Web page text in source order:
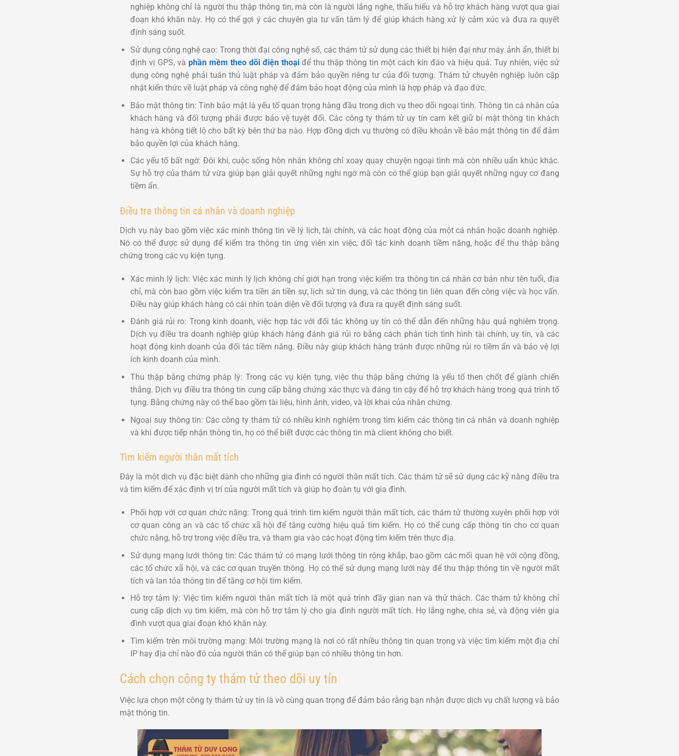
nghiệp không chỉ là người thu thập thông tin, mà còn là người lắng nghe, thấu hiểu và hỗ trợ khách hàng vượt qua giai
đoạn khó khăn này. Họ có thể gợi ý các chuyên gia tư vấn tâm lý để giúp khách hàng xử lý cảm xúc và đưa ra quyết
định sáng suốt.
Sử dụng công nghệ cao: Trong thời đại công nghệ số, các thám tử sử dụng các thiết bị hiện đại như máy ảnh ẩn, thiết bị
định vị GPS, và phần mềm theo dõi điện thoạiđể thu thập thông tin một cách kín đáo và hiệu quả. Tuy nhiên, việc sử
dụng công nghệ phải tuân thủ luật pháp và đảm bảo quyền riêng tư của đối tượng. Thám tử chuyên nghiệp luôn cập
nhật kiến thức về luật pháp và công nghệ để đảm bảo hoạt động của mình là hợp pháp và đạo đức.
Bảo mật thông tin: Tính bảo mật là yếu tố quan trọng hàng đầu trong dịch vụ theo dõi ngoại tình. Thông tin cá nhân của
khách hàng và đối tượng phải được bảo vệ tuyệt đối. Các công ty thám tử uy tín cam kết giữ bí mật thông tin khách
hàng và không tiết lộ cho bất kỳ bên thứ ba nào. Hợp đồng dịch vụ thường có điều khoản về bảo mật thông tin để đảm
bảo quyền lợi của khách hàng.
Các yếu tố bất ngờ: Đôi khi, cuộc sống hôn nhân không chỉ xoay quay chuyện ngoại tình mà còn nhiều uẩn khúc khác.
Sự hỗ trợ của thám tử vừa giúp bạn giải quyết những nghi ngờ mà còn có thể giúp bạn giải quyết những nguy cơ đang
tiềm ẩn.
Điều tra thông tin cá nhân và doanh nghiệp
Dịch vụ này bao gồm việc xác minh thông tin về lý lịch, tài chính, và các hoạt động của một cá nhân hoặc doanh nghiệp.
Nó có thể được sử dụng để kiểm tra thông tin ứng viên xin việc, đối tác kinh doanh tiềm năng, hoặc để thu thập bằng
chứng trong các vụ kiện tụng.
Xác minh lý lịch: Việc xác minh lý lịch không chỉ giới hạn trong việc kiểm tra thông tin cá nhân cơ bản như tên tuổi, địa
chỉ, mà còn bao gồm việc kiểm tra tiền án tiền sự, lịch sử tín dụng, và các thông tin liên quan đến công việc và học vấn.
Điều này giúp khách hàng có cái nhìn toàn diện về đối tượng và đưa ra quyết định sáng suốt.
Đánh giá rủi ro: Trong kinh doanh, việc hợp tác với đối tác không uy tín có thể dẫn đến những hậu quả nghiêm trọng.
Dịch vụ điều tra doanh nghiệp giúp khách hàng đánh giá rủi ro bằng cách phân tích tình hình tài chính, uy tín, và các
hoạt động kinh doanh của đối tác tiềm năng. Điều này giúp khách hàng tránh được những rủi ro tiềm ẩn và bảo vệ lợi
ích kinh doanh của mình.
Thu thập bằng chứng pháp lý: Trong các vụ kiện tụng, việc thu thập bằng chứng là yếu tố then chốt để giành chiến
thắng. Dịch vụ điều tra thông tin cung cấp bằng chứng xác thực và đáng tin cậy để hỗ trợ khách hàng trong quá trình tố
tụng. Bằng chứng này có thể bao gồm tài liệu, hình ảnh, video, và lời khai của nhân chứng.
Ngoại suy thông tin: Các công ty thám tử có nhiều kinh nghiệm trong tìm kiếm các thông tin cá nhân và doanh nghiệp
và khi được tiếp nhận thông tin, họ có thể biết được các thông tin mà client không cho biết.
Tìm kiếm người thân mất tích
Đây là một dịch vụ đặc biệt dành cho những gia đình có người thân mất tích. Các thám tử sẽ sử dụng các kỹ năng điều tra
và tìm kiếm để xác định vị trí của người mất tích và giúp họ đoàn tụ với gia đình.
Phối hợp với cơ quan chức năng: Trong quá trình tìm kiếm người thân mất tích, các thám tử thường xuyên phối hợp với
cơ quan công an và các tổ chức xã hội để tăng cường hiệu quả tìm kiếm. Họ có thể cung cấp thông tin cho cơ quan
chức năng, hỗ trợ trong việc điều tra, và tham gia vào các hoạt động tìm kiếm trên thực địa.
Sử dụng mạng lưới thông tin: Các thám tử có mạng lưới thông tin rộng khắp, bao gồm các mối quan hệ với cộng đồng,
các tổ chức xã hội, và các cơ quan truyền thông. Họ có thể sử dụng mạng lưới này để thu thập thông tin về người mất
tích và lan tỏa thông tin để tăng cơ hội tìm kiếm.
Hỗ trợ tâm lý: Việc tìm kiếm người thân mất tích là một quá trình đầy gian nan và thử thách. Các thám tử không chỉ
cung cấp dịch vụ tìm kiếm, mà còn hỗ trợ tâm lý cho gia đình người mất tích. Họ lắng nghe, chia sẻ, và động viên gia
đình vượt qua giai đoạn khó khăn này.
Tìm kiếm trên môi trường mạng: Môi trường mạng là nơi có rất nhiều thông tin quan trọng và việc tìm kiếm một địa chỉ
IP hay địa chỉ nào đó của người thân có thể giúp bạn có nhiều thông tin hơn.
Cách chọn công ty thám tử theo dõi uy tín
Việc lựa chọn một công ty thám tử uy tín là vô cùng quan trọng để đảm bảo rằng bạn nhận được dịch vụ chất lượng và bảo
mật thông tin.